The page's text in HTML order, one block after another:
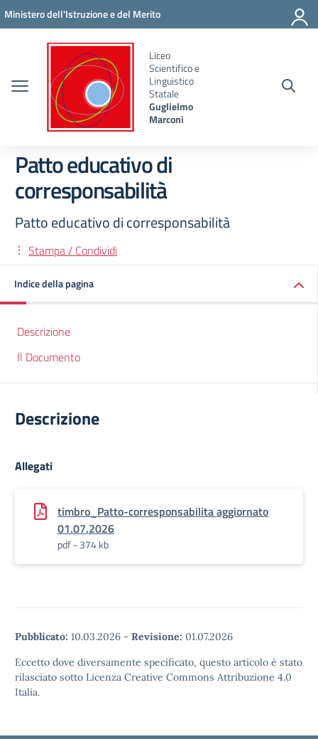
Vai ai contenuti
Vai al menu di navigazione
Vai al footer
Ministero dell'Istruzione e del Merito
Liceo
Scientifico e
Linguistico
Statale
Guglielmo
Marconi
Patto educativo di
corresponsabilità
Patto educativo di corresponsabilità
Stampa / Condividi
Indice della pagina
Descrizione
Il Documento
Descrizione
Allegati
timbro_Patto-corresponsabilita aggiornato
01.07.2026
pdf - 374 kb
Pubblicato: 10.03.2026 - Revisione: 01.07.2026
Eccetto dove diversamente specificato, questo articolo è stato
rilasciato sotto Licenza Creative Commons Attribuzione 4.0
Italia.